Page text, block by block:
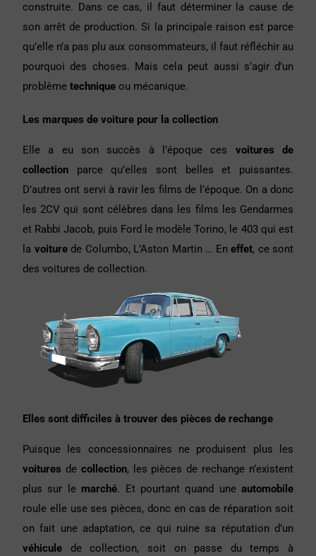
construite. Dans ce cas, il faut déterminer la cause de
son arrêt de production. Si la principale raison est parce
qu’elle n’a pas plu aux consommateurs, il faut réfléchir au
pourquoi des choses. Mais cela peut aussi s’agir d’un
problème technique ou mécanique.
Les marques de voiture pour la collection
Elle a eu son succès à l’époque ces voitures de
collection parce qu’elles sont belles et puissantes.
D’autres ont servi à ravir les films de l’époque. On a donc
les 2CV qui sont célèbres dans les films les Gendarmes
et Rabbi Jacob, puis Ford le modèle Torino, le 403 qui est
la voiturede Columbo, L’Aston Martin … En effet, ce sont
des voitures de collection.
Elles sont difficiles à trouver des pièces de rechange
Puisque les concessionnaires ne produisent plus les
voitures de collection, les pièces de rechange n’existent
plus sur le marché. Et pourtant quand une automobile
roule elle use ses pièces, donc en cas de réparation soit
on fait une adaptation, ce qui ruine sa réputation d’un
véhicule de collection, soit on passe du temps à